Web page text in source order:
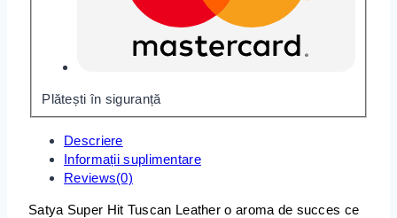
Plătești în siguranță
Descriere
Informații suplimentare
Reviews(0)
Satya Super Hit Tuscan Leather o aroma de succes ce